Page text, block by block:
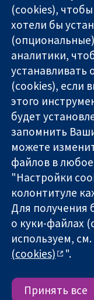
Надёжные
доказательства
Информированные
решения
Во благо
здоровья
The Cochrane
company limited by
England & Wales.
Copyright © 2026 The
ответственности|
(cookies),
хотели бы
аналитики,
(cookies), если
этого
будет
запомнить
можете
файлов в
"Настройки
колонтитуле
Для получения
о куки-файлах
используем,
(cookies)
".
Принять все